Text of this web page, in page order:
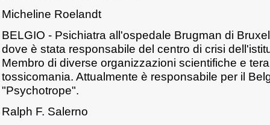
Micheline Roelandt
BELGIO - Psichiatra all'ospedale Brugman di
dove è stata responsabile del centro di crisi
Membro di diverse organizzazioni scientifiche e
tossicomania. Attualmente è responsabile per il
"Psychotrope".
Ralph F. Salerno